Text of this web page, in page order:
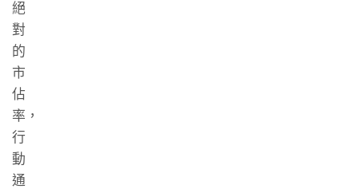
絕
對
的
市
佔
率，
行
動
通